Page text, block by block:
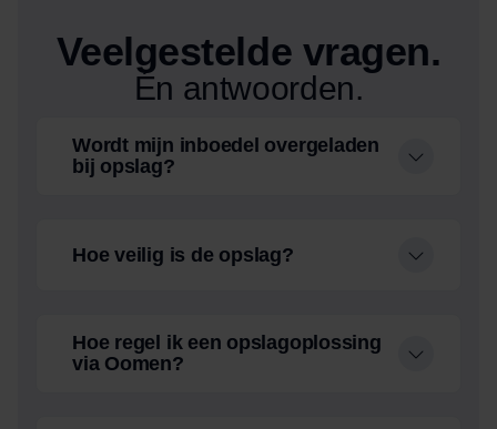
Veelgestelde vragen.
Én antwoorden.
Wordt mijn inboedel overgeladen
bij opslag?
Hoe veilig is de opslag?
Hoe regel ik een opslagoplossing
via Oomen?